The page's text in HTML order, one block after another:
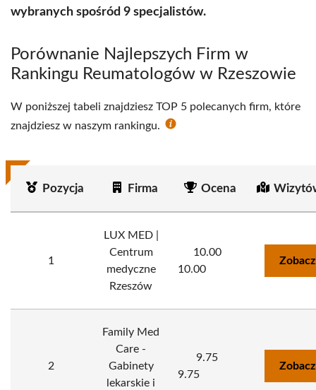
wybranych spośród 9 specjalistów.
Porównanie Najlepszych Firm w
Rankingu Reumatologów w Rzeszowie
W poniższej tabeli znajdziesz TOP 5 polecanych firm, które
znajdziesz w naszym rankingu.
Pozycja Firma Ocena
1
LUX MED |
Centrum
medyczne
Rzeszów
10.00
10.00
2
Family Med
Care -
Gabinety
lekarskie i
9.75
9.75